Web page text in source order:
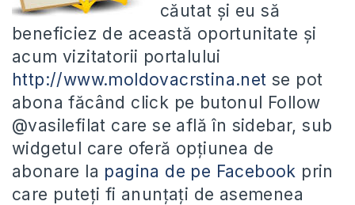
căutat şi eu să
beneficiez de această oportunitate şi
acum vizitatorii portalului
http://www.moldovacrstina.net se pot
abona făcând click pe butonul Follow
@vasilefilat care se află în sidebar, sub
widgetul care oferă opţiunea de
abonare la pagina de pe Facebook prin
care puteţi fi anunţaţi de asemenea